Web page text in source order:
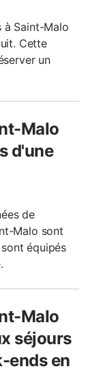
à Saint-Malo
Cette
un
Malo
d'une
de
Malo sont
équipés
Malo
séjours
ends en